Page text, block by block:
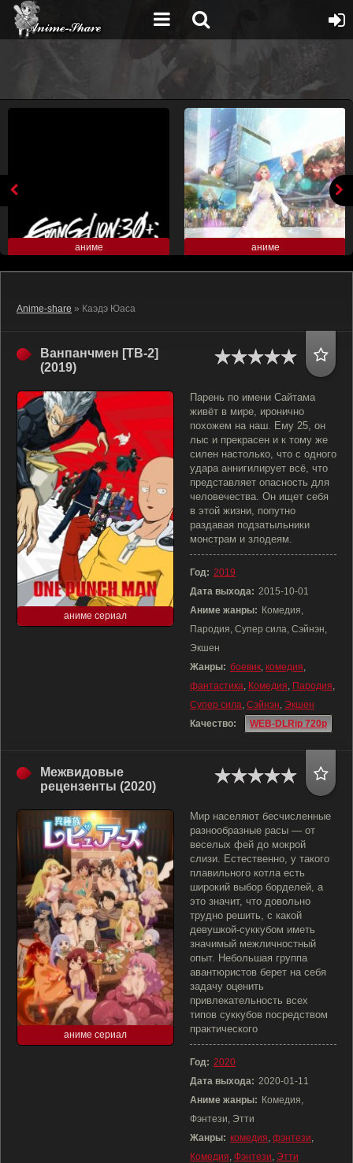
аниме аниме
Anime-share » Каэдэ Юаса
Ванпанчмен [ТВ-2]
(2019)
аниме сериал
Парень по имени Сайтама
живёт в мире, иронично
похожем на наш. Ему 25, он
лыс и прекрасен и к тому же
силен настолько, что с одного
удара аннигилирует всё, что
представляет опасность для
человечества. Он ищет себя
в этой жизни, попутно
раздавая подзатыльники
монстрам и злодеям.
Год: 2019
Дата выхода: 2015-10-01
Аниме жанры: Комедия,
Пародия, Супер сила, Сэйнэн,
Экшен
Жанры: боевик, комедия,
фантастика, Комедия, Пародия,
Супер сила, Сэйнэн, Экшен
Качество:
WEB-DLRip 720p
Межвидовые
рецензенты (2020)
аниме сериал
Мир населяют бесчисленные
разнообразные расы — от
веселых фей до мокрой
слизи. Естественно, у такого
плавильного котла есть
широкий выбор борделей, а
это значит, что довольно
трудно решить, с какой
девушкой-суккубом иметь
значимый межличностный
опыт. Небольшая группа
авантюристов берет на себя
задачу оценить
привлекательность всех
типов суккубов посредством
практического
Год: 2020
Дата выхода: 2020-01-11
Аниме жанры: Комедия,
Фэнтези, Этти
Жанры: комедия, фэнтези,
Комедия, Фэнтези, Этти